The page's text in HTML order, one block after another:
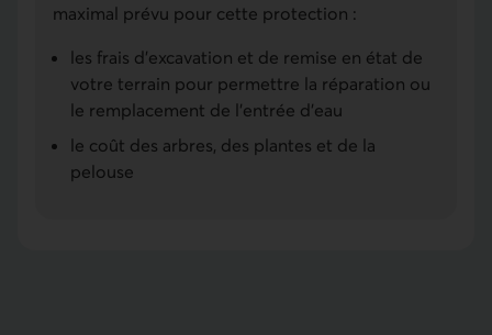
maximal prévu pour cette protection :
les frais d'excavation et de remise en état de
votre terrain pour permettre la réparation ou
le remplacement de l’entrée d’eau
le coût des arbres, des plantes et de la
pelouse